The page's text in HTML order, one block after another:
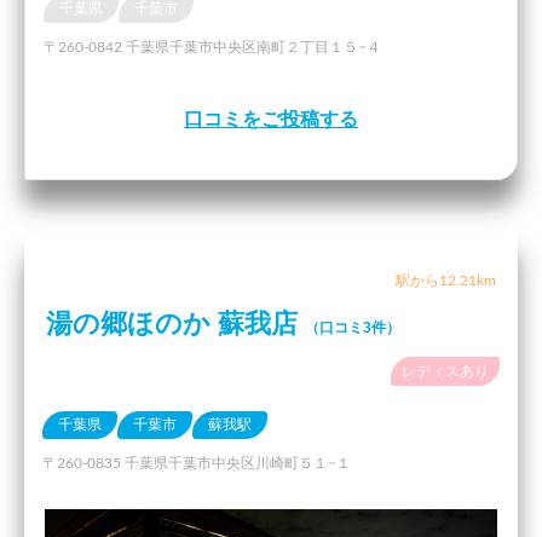
千葉県 千葉市
〒260-0842 千葉県千葉市中央区南町２丁目１５−４
口コミをご投稿する
駅から12.21km
湯の郷ほのか 蘇我店 （口コミ3件）
レディスあり
千葉県 千葉市 蘇我駅
〒260-0835 千葉県千葉市中央区川崎町５１−１